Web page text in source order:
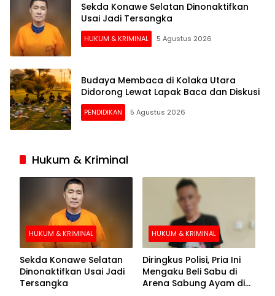
Sekda Konawe Selatan Dinonaktifkan
Usai Jadi Tersangka
HUKUM & KRIMINAL 5 Agustus 2026
Budaya Membaca di Kolaka Utara
Didorong Lewat Lapak Baca dan Diskusi
PENDIDIKAN 5 Agustus 2026
Hukum & Kriminal
HUKUM & KRIMINAL
Sekda Konawe Selatan
Dinonaktifkan Usai Jadi
Tersangka
HUKUM & KRIMINAL
Diringkus Polisi, Pria Ini
Mengaku Beli Sabu di
Arena Sabung Ayam di